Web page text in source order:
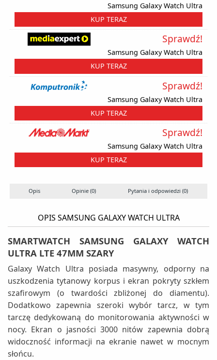
Samsung Galaxy Watch Ultra
KUP TERAZ
Samsung Galaxy Watch Ultra
Sprawdź!
KUP TERAZ
Samsung Galaxy Watch Ultra
Sprawdź!
KUP TERAZ
Samsung Galaxy Watch Ultra
Sprawdź!
KUP TERAZ
Opis Opinie (0) Pytania i odpowiedzi (0)
OPIS SAMSUNG GALAXY WATCH ULTRA
SMARTWATCH SAMSUNG GALAXY WATCH
ULTRA LTE 47MM SZARY
Galaxy Watch Ultra posiada masywny, odporny na
uszkodzenia tytanowy korpus i ekran pokryty szkłem
szafirowym (o twardości zbliżonej do diamentu).
Dodatkowo zapewnia szeroki wybór tarcz, w tym
tarczę dedykowaną do monitorowania aktywności w
nocy. Ekran o jasności 3000 nitów zapewnia dobrą
widoczność informacji na ekranie nawet w mocnym
słońcu.